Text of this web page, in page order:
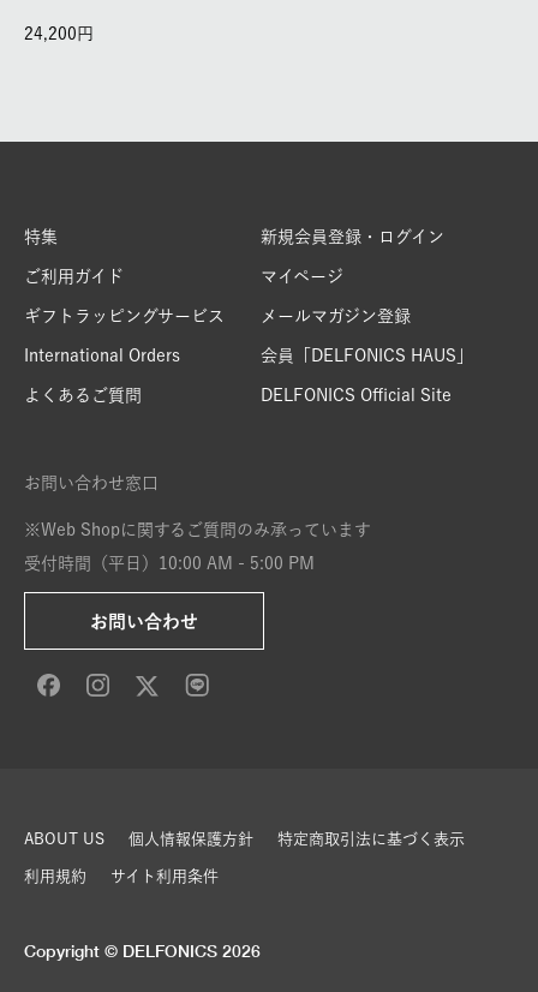
24,200
特集
ご利用ガイド
ギフトラッピングサービス
International Orders
よくあるご質問
新規会員登録・ログイン
マイページ
メールマガジン登録
会員「DELFONICS HAUS」
DELFONICS Official Site
お問い合わせ窓口
※Web Shopに関するご質問のみ承っています
受付時間（平日）10:00 AM - 5:00 PM
お問い合わせ
ABOUT US 個人情報保護方針 特定商取引法に基づく表示
利用規約 サイト利用条件
Copyright © DELFONICS 2026